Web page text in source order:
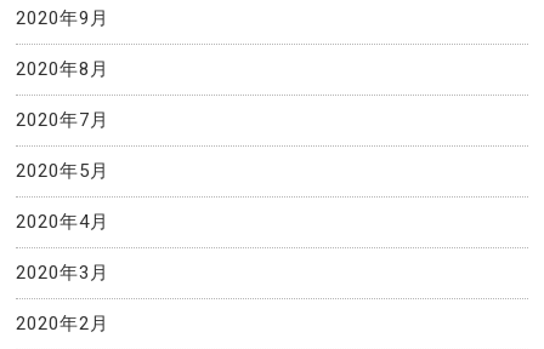
2020年9月
2020年8月
2020年7月
2020年5月
2020年4月
2020年3月
2020年2月